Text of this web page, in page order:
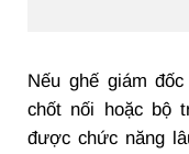
Nếu ghế giám
chốt nối hoặc bộ
được chức năng